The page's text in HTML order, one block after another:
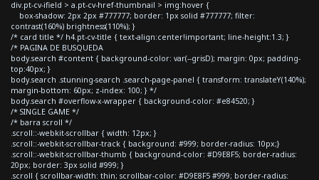
div.pt-cv-ifield > a.pt-cv-href-thumbnail > img:hover {
box-shadow: 2px 2px #777777; border: 1px solid #777777; filter:
contrast(160%) brightness(110%); }
/* card title */ h4.pt-cv-title { text-align:center!important; line-height:1.3; }
/* PAGINA DE BUSQUEDA
body.search #content { background-color: var(--grisD); margin: 0px; padding-
top:40px; }
body.search .stunning-search .search-page-panel { transform: translateY(140%);
margin-bottom: 60px; z-index: 100; } */
body.search #overflow-x-wrapper { background-color: #e84520; }
/* SINGLE GAME */
/* barra scroll */
.scroll::-webkit-scrollbar { width: 12px; }
.scroll::-webkit-scrollbar-track { background: #999; border-radius: 10px;}
.scroll::-webkit-scrollbar-thumb { background-color: #D9E8F5; border-radius:
20px; border: 3px solid #999; }
.scroll { scrollbar-width: thin; scrollbar-color: #D9E8F5 #999; border-radius: